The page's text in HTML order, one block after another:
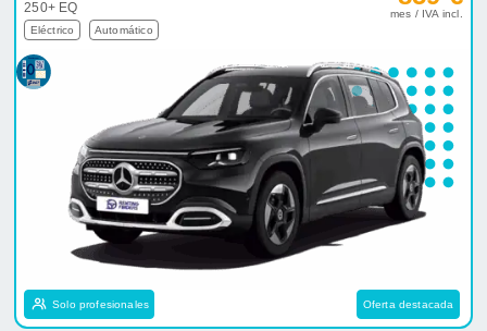
250+ EQ
Eléctrico Automático
mes / IVA incl.
Solo profesionales Oferta destacada